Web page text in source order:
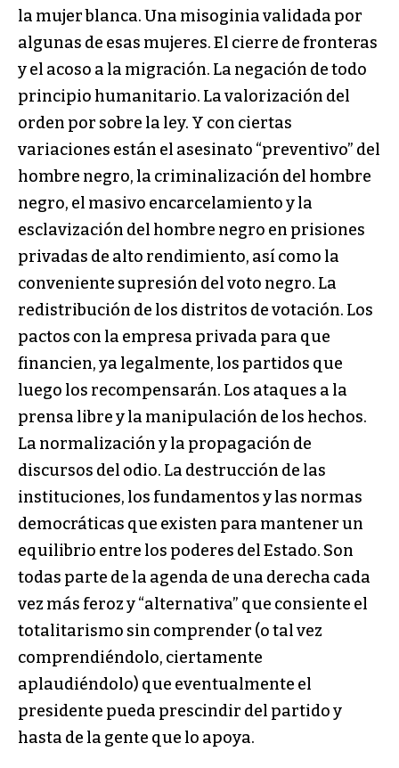
la mujer blanca. Una misoginia validada por
algunas de esas mujeres. El cierre de fronteras
y el acoso a la migración. La negación de todo
principio humanitario. La valorización del
orden por sobre la ley. Y con ciertas
variaciones están el asesinato “preventivo” del
hombre negro, la criminalización del hombre
negro, el masivo encarcelamiento y la
esclavización del hombre negro en prisiones
privadas de alto rendimiento, así como la
conveniente supresión del voto negro. La
redistribución de los distritos de votación. Los
pactos con la empresa privada para que
financien, ya legalmente, los partidos que
luego los recompensarán. Los ataques a la
prensa libre y la manipulación de los hechos.
La normalización y la propagación de
discursos del odio. La destrucción de las
instituciones, los fundamentos y las normas
democráticas que existen para mantener un
equilibrio entre los poderes del Estado. Son
todas parte de la agenda de una derecha cada
vez más feroz y “alternativa” que consiente el
totalitarismo sin comprender (o tal vez
comprendiéndolo, ciertamente
aplaudiéndolo) que eventualmente el
presidente pueda prescindir del partido y
hasta de la gente que lo apoya.